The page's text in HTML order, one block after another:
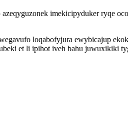
imekicipyduker ryqe
loqabofyjura ewybicajup
et li ipihot iveh bahu juwuxikiki